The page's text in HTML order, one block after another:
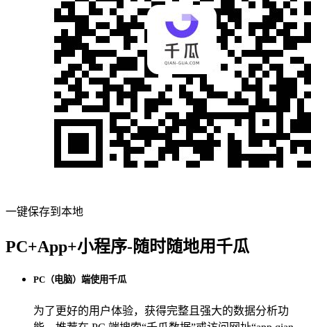
一键保存到本地
PC+App+小程序-随时随地用千瓜
PC（电脑）端使用千瓜
为了更好的用户体验，获得完整且强大的数据分析功